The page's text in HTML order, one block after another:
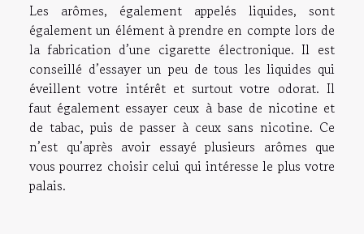
Les arômes, également appelés liquides, sont
également un élément à prendre en compte lors de
la fabrication d’une cigarette électronique. Il est
conseillé d’essayer un peu de tous les liquides qui
éveillent votre intérêt et surtout votre odorat. Il
faut également essayer ceux à base de nicotine et
de tabac, puis de passer à ceux sans nicotine. Ce
n’est qu’après avoir essayé plusieurs arômes que
vous pourrez choisir celui qui intéresse le plus votre
palais.